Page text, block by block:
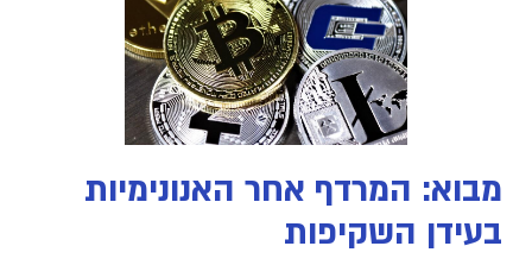
מבוא: המרדף אחר האנונימיות
בעידן השקיפות